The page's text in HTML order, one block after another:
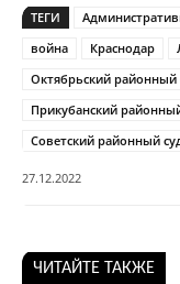
ТЕГИ
война
Краснодар
Октябрьский районный
Прикубанский
Советский районный
27.12.2022
ЧИТАЙТЕ ТАКЖЕ